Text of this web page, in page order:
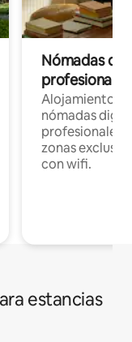
Nómadas
Alojamientos
nómadas
profesionales
zonas
con wifi.
estancias